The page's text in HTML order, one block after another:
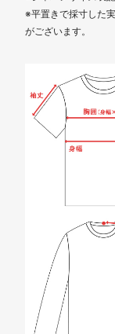
※平置きで採寸した
がございます。